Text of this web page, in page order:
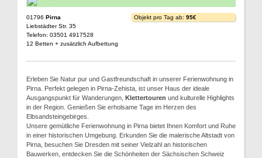
01796 Pirna
Liebstädter Str. 35
Telefon: 03501 4917528
12 Betten + zusätzlich Aufbettung
Objekt pro Tag ab: 95€
Erleben Sie Natur pur und Gastfreundschaft in unserer Ferienwohnung in
Pirna. Perfekt gelegen in Pirna-Zehista, ist unser Haus der ideale
Ausgangspunkt für Wanderungen, Klettertouren und kulturelle Highlights
in der Region. Genießen Sie erholsame Tage im Herzen des
Elbsandsteingebirges.
Unsere gemütliche Ferienwohnung in Pirna bietet Ihnen Komfort und Ruhe
in einer historischen Umgebung. Erkunden Sie die malerische Altstadt von
Pirna, besuchen Sie Dresden mit seiner Vielzahl an historischen
Bauwerken, entdecken Sie die Schönheiten der Sächsischen Schweiz